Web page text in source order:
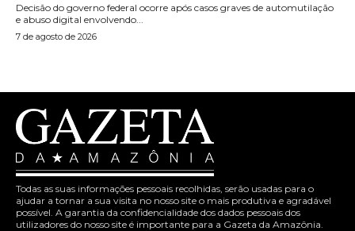
Decisão do governo federal ocorre após casos graves de automutilação
e abuso digital envolvendo...
7 de agosto de 2026
Todas as suas informações pessoais recolhidas, serão usadas para o
ajudar a tornar a sua visita no nosso site o mais produtiva e agradável
possível. A garantia da confidencialidade dos dados pessoais dos
utilizadores do nosso site é importante para a Gazeta da Amazônia.